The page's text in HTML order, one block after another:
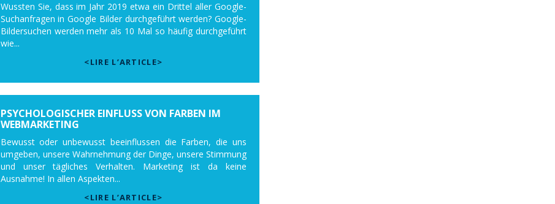
Wussten Sie, dass im Jahr 2019 etwa ein Drittel aller Google-
Suchanfragen in Google Bilder durchgeführt werden? Google-
Bildersuchen werden mehr als 10 Mal so häufig durchgeführt
wie...
<LIRE L’ARTICLE>
PSYCHOLOGISCHER EINFLUSS VON FARBEN IM
WEBMARKETING
Bewusst oder unbewusst beeinflussen die Farben, die uns
umgeben, unsere Wahrnehmung der Dinge, unsere Stimmung
und unser tägliches Verhalten. Marketing ist da keine
Ausnahme! In allen Aspekten...
<LIRE L’ARTICLE>